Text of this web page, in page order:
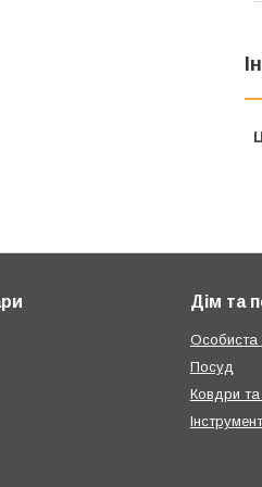
Дім та
Особиста
Посуд
Ковдри